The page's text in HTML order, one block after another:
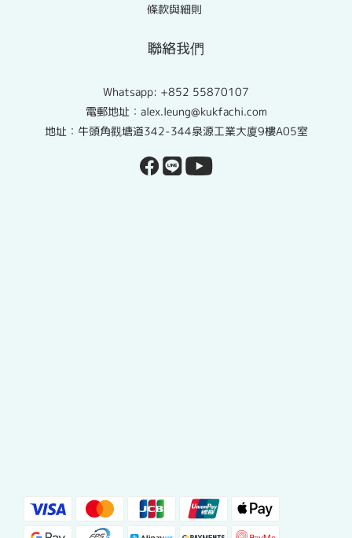
條款與細則
聯絡我們
Whatsapp: +852 55870107
電郵地址：alex.leung@kukfachi.com
地址：牛頭角觀塘道342-344泉源工業大廈9樓A05室